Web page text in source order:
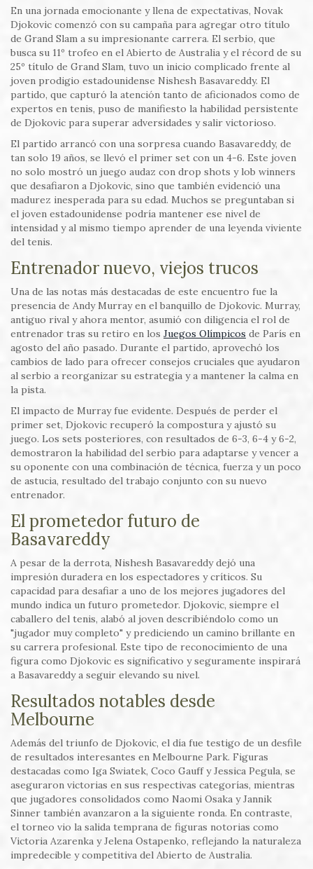
En una jornada emocionante y llena de expectativas, Novak
Djokovic comenzó con su campaña para agregar otro título
de Grand Slam a su impresionante carrera. El serbio, que
busca su 11º trofeo en el Abierto de Australia y el récord de su
25º título de Grand Slam, tuvo un inicio complicado frente al
joven prodigio estadounidense Nishesh Basavareddy. El
partido, que capturó la atención tanto de aficionados como de
expertos en tenis, puso de manifiesto la habilidad persistente
de Djokovic para superar adversidades y salir victorioso.
El partido arrancó con una sorpresa cuando Basavareddy, de
tan solo 19 años, se llevó el primer set con un 4-6. Este joven
no solo mostró un juego audaz con drop shots y lob winners
que desafiaron a Djokovic, sino que también evidenció una
madurez inesperada para su edad. Muchos se preguntaban si
el joven estadounidense podría mantener ese nivel de
intensidad y al mismo tiempo aprender de una leyenda viviente
del tenis.
Entrenador nuevo, viejos trucos
Una de las notas más destacadas de este encuentro fue la
presencia de Andy Murray en el banquillo de Djokovic. Murray,
antiguo rival y ahora mentor, asumió con diligencia el rol de
entrenador tras su retiro en los Juegos Olímpicos de París en
agosto del año pasado. Durante el partido, aprovechó los
cambios de lado para ofrecer consejos cruciales que ayudaron
al serbio a reorganizar su estrategia y a mantener la calma en
la pista.
El impacto de Murray fue evidente. Después de perder el
primer set, Djokovic recuperó la compostura y ajustó su
juego. Los sets posteriores, con resultados de 6-3, 6-4 y 6-2,
demostraron la habilidad del serbio para adaptarse y vencer a
su oponente con una combinación de técnica, fuerza y un poco
de astucia, resultado del trabajo conjunto con su nuevo
entrenador.
El prometedor futuro de
Basavareddy
A pesar de la derrota, Nishesh Basavareddy dejó una
impresión duradera en los espectadores y críticos. Su
capacidad para desafiar a uno de los mejores jugadores del
mundo indica un futuro prometedor. Djokovic, siempre el
caballero del tenis, alabó al joven describiéndolo como un
"jugador muy completo" y prediciendo un camino brillante en
su carrera profesional. Este tipo de reconocimiento de una
figura como Djokovic es significativo y seguramente inspirará
a Basavareddy a seguir elevando su nivel.
Resultados notables desde
Melbourne
Además del triunfo de Djokovic, el día fue testigo de un desfile
de resultados interesantes en Melbourne Park. Figuras
destacadas como Iga Swiatek, Coco Gauff y Jessica Pegula, se
aseguraron victorias en sus respectivas categorías, mientras
que jugadores consolidados como Naomi Osaka y Jannik
Sinner también avanzaron a la siguiente ronda. En contraste,
el torneo vio la salida temprana de figuras notorias como
Victoria Azarenka y Jelena Ostapenko, reflejando la naturaleza
impredecible y competitiva del Abierto de Australia.